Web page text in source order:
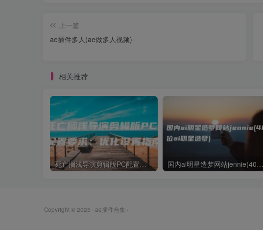
上一篇
ae插件多人(ae做多人视频)
相关推荐
死亡搁浅导演剪辑版PC配置要求：优化设置指南 国内ai明星造梦网站jennie(40位ai明星造梦)
Copyright © 2025 · ae插件合集 ·